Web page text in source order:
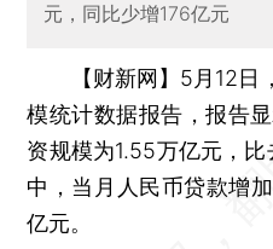
元，同比少增176亿元
【财新网】 5月12日
模统计数据报告，报告
资规模为1.55万亿元，
中，当月人民币贷款增
亿元。